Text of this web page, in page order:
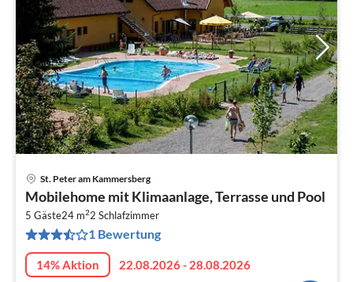
St. Peter am Kammersberg
Mobilehome mit Klimaanlage, Terrasse und Pool
5 Gäste24 m22 Schlafzimmer
1 Bewertung
14% Aktion
22.08.2026 - 28.08.2026